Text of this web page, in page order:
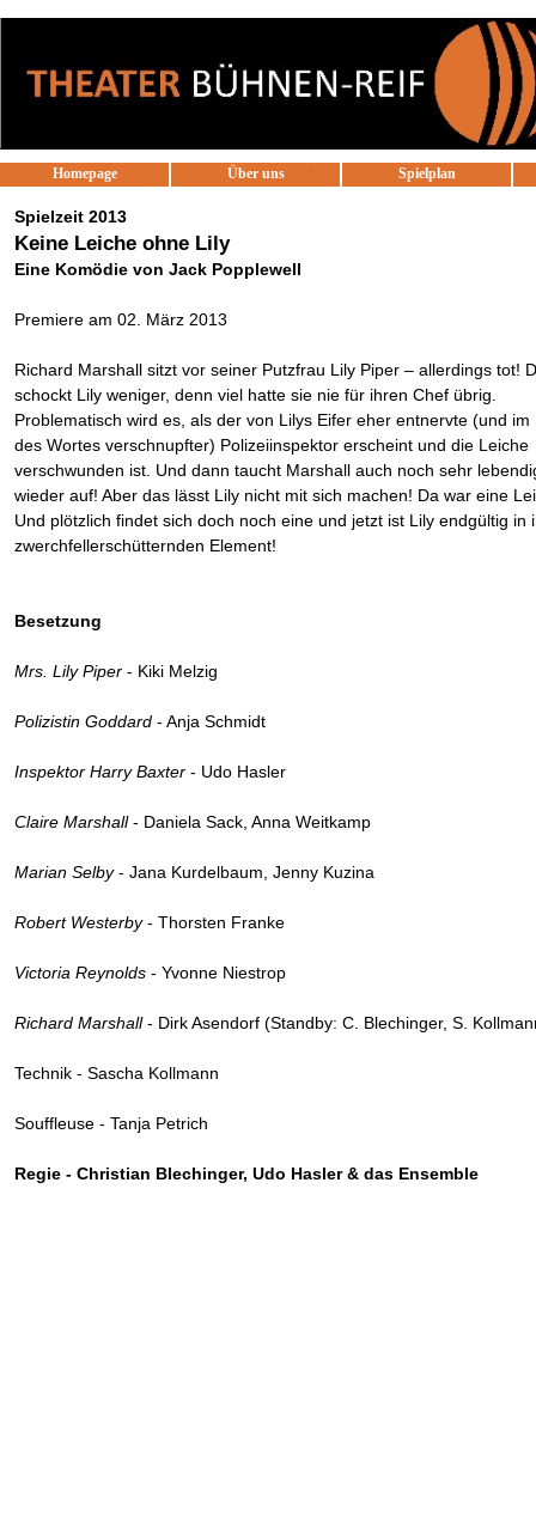
Homepage Über uns ▼
Spielplan
Spielzeit 2013
Keine Leiche ohne Lily
Eine Komödie von Jack Popplewell
Premiere am 02. März 2013
Richard Marshall sitzt vor seiner Putzfrau Lily Piper – allerdings tot!
schockt Lily weniger, denn viel hatte sie nie für ihren Chef übrig.
Problematisch wird es, als der von Lilys Eifer eher entnervte (und im
des Wortes verschnupfter) Polizeiinspektor erscheint und die Leiche
verschwunden ist. Und dann taucht Marshall auch noch sehr
wieder auf! Aber das lässt Lily nicht mit sich machen! Da war eine
Und plötzlich findet sich doch noch eine und jetzt ist Lily endgültig in
zwerchfellerschütternden Element!
Besetzung
Mrs. Lily Piper - Kiki Melzig
Polizistin Goddard- Anja Schmidt
Inspektor Harry Baxter- Udo Hasler
Claire Marshall- Daniela Sack, Anna Weitkamp
Marian Selby- Jana Kurdelbaum, Jenny Kuzina
Robert Westerby- Thorsten Franke
Victoria Reynolds - Yvonne Niestrop
Richard Marshall- Dirk Asendorf (Standby: C. Blechinger, S.
Technik - Sascha Kollmann
Souffleuse - Tanja Petrich
Regie - Christian Blechinger, Udo Hasler & das Ensemble